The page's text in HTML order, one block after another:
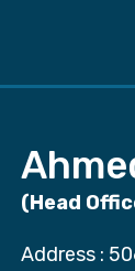
(Head
Address :